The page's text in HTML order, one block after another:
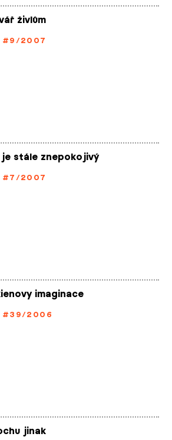
živlům
#9/2007
je stále znepokojivý
#7/2007
imaginace
#39/2006
jinak